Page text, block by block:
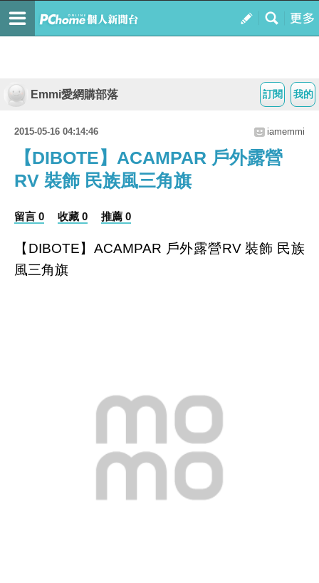
我的
訂閱
Emmi愛網購部落
2015-05-16 04:14:46 iamemmi
【DIBOTE】ACAMPAR 戶外露營
RV 裝飾 民族風三角旗
留言 0 收藏 0 推薦 0
【DIBOTE】ACAMPAR 戶外露營RV 裝飾 民族
風三角旗